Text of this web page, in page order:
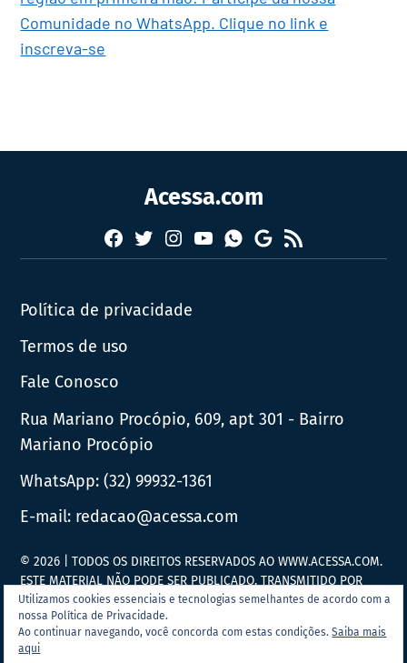
Comunidade no WhatsApp. Clique no link e
inscreva-se
Acessa.com
Facebook
TwitterInstagram
YouTubeWhatsapp
Google
News
RSS
Política de privacidade
Termos de uso
Fale Conosco
Rua Mariano Procópio, 609, apt 301 - Bairro
Mariano Procópio
WhatsApp:(32) 99932-1361
E-mail: redacao@acessa.com
Utilizamos cookies essenciais e tecnologias semelhantes de acordo com a
nossa Política de Privacidade.
Ao continuar navegando, você concorda com estas condições.Saiba mais
aqui
© 2026 | TODOS OS DIREITOS RESERVADOS AO WWW.ACESSA.COM.
ESTE MATERIAL NÃO PODE SER PUBLICADO, TRANSMITIDO POR
BROADCAST, REESCRITO OU REDISTRIBUÍDO SEM PRÉVIA
AUTORIZAÇÃO.